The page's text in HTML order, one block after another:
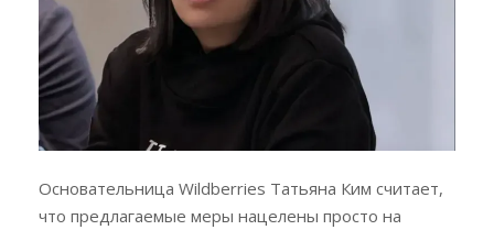
Основательница Wildberries Татьяна Ким считает,
что предлагаемые меры нацелены просто на